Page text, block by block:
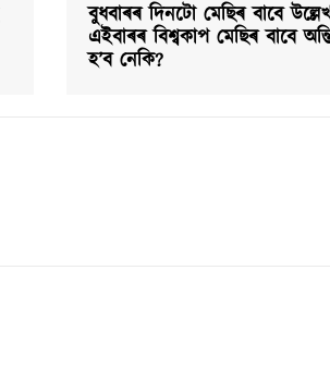
বুধবাৰৰ দিনটো মেছিৰ বাবে
এইবাৰৰ বিশ্বকাপ মেছিৰ বাবে
হ’ব নেকি?